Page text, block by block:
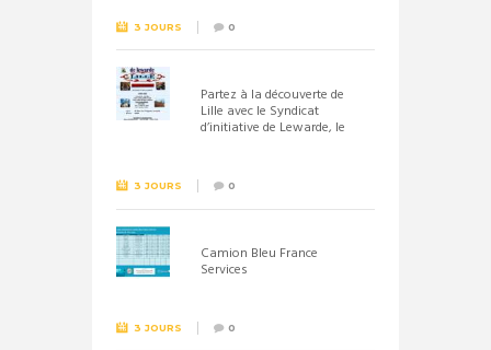
3 JOURS 0
Partez à la découverte de
Lille avec le Syndicat
d’initiative de Lewarde, le
3 JOURS 0
Camion Bleu France
Services
3 JOURS 0